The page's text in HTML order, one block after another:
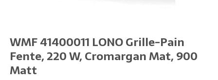
WMF 41400011 LONO Grille-Pain
Fente, 220 W, Cromargan Mat, 900
Matt